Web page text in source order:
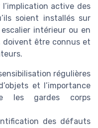
l’implication active des
soient installés sur
intérieur ou en
doivent être connus et
régulières
et l’importance
les gardes corps
des défauts